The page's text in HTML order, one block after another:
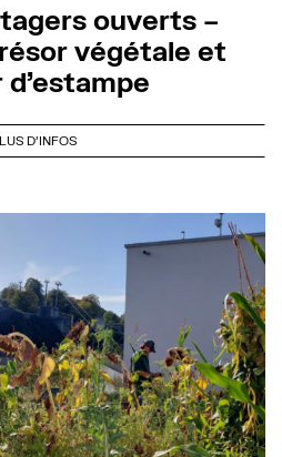
ouverts –
végétale et
D'INFOS